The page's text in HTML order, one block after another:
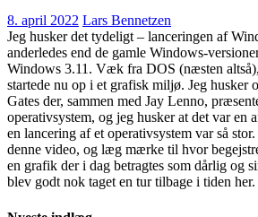
8. april 2022 Lars Bennetzen
Jeg husker det tydeligt – lanceringen af
anderledes end de gamle Windows-
Windows 3.11. Væk fra DOS (næsten
startede nu op i et grafisk miljø. Jeg husker
Gates der, sammen med Jay Lenno,
operativsystem, og jeg husker at det var en
en lancering af et operativsystem var så
denne video, og læg mærke til hvor
en grafik der i dag betragtes som dårlig og
blev godt nok taget en tur tilbage i tiden her.